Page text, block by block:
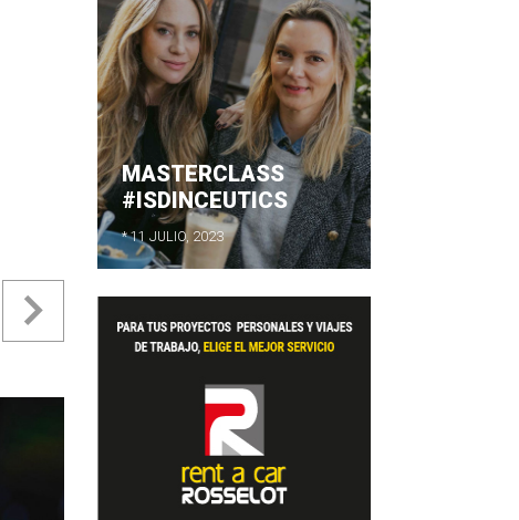
Previous Next
MASTERCLASS
#ISDINCEUTICS
* 11 JULIO, 2023